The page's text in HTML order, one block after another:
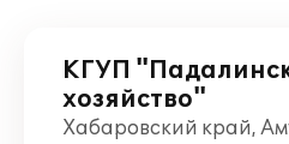
КГУП
хозяйство"
Хабаровский край,